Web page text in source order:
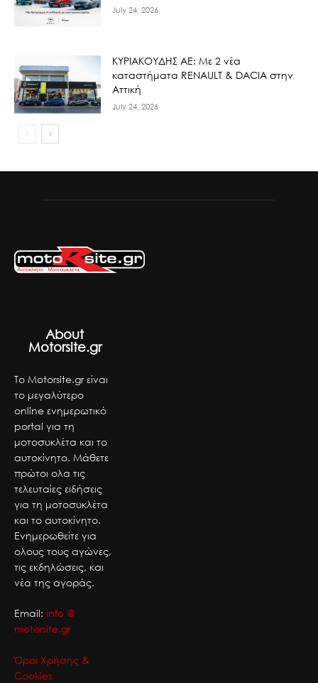
July 24, 2026
ΚΥΡΙΑΚΟΥΔΗΣ ΑΕ: Με 2 νέα
καταστήματα RENAULT & DACIA στην
Αττική
July 24, 2026
About
Motorsite.gr
Το Motorsite.gr είναι
το μεγαλύτερο
online ενημερωτικό
portal για τη
μοτοσυκλέτα και το
αυτοκίνητο. Μάθετε
πρώτοι ολα τις
τελευταίες ειδήσεις
για τη μοτοσυκλέτα
και το αυτοκίνητο.
Ενημερωθείτε για
ολους τους αγώνες,
τις εκδηλώσεις, και
νέα της αγοράς.
Email: info @
motorsite.gr
Όροι Χρήσης &
Cookies